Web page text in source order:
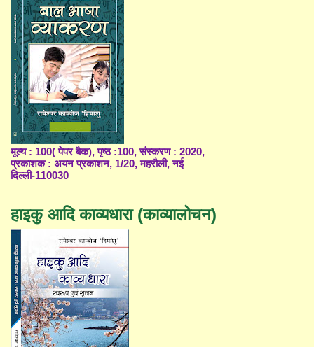
मूल्य : 100( पेपर बैक), पृष्ठ :100, संस्करण : 2020,
प्रकाशक : अयन प्रकाशन, 1/20, महरौली, नई
दिल्ली-110030
हाइकु आदि काव्यधारा (काव्यालोचन)